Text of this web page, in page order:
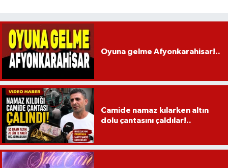
Oyuna gelme Afyonkarahisar!..
Camide namaz kılarken altın
dolu çantasını çaldılar!..